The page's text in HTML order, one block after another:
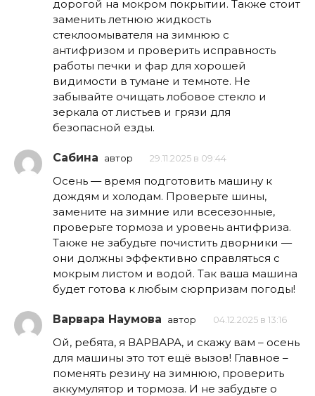
дорогой на мокром покрытии. Также стоит
заменить летнюю жидкость
стеклоомывателя на зимнюю с
антифризом и проверить исправность
работы печки и фар для хорошей
видимости в тумане и темноте. Не
забывайте очищать лобовое стекло и
зеркала от листьев и грязи для
безопасной езды.
Сабина автор 29.11.2025 в 09:44
Осень — время подготовить машину к
дождям и холодам. Проверьте шины,
замените на зимние или всесезонные,
проверьте тормоза и уровень антифриза.
Также не забудьте почистить дворники —
они должны эффективно справляться с
мокрым листом и водой. Так ваша машина
будет готова к любым сюрпризам погоды!
Варвара Наумова автор 04.12.2025 в 13:16
Ой, ребята, я ВАРВАРА, и скажу вам – осень
для машины это тот ещё вызов! Главное –
поменять резину на зимнюю, проверить
аккумулятор и тормоза. И не забудьте о